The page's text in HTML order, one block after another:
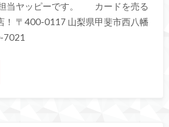
当ヤッピーです。 カードを売る
！ 〒400-0117 山梨県甲斐市西八幡
7021